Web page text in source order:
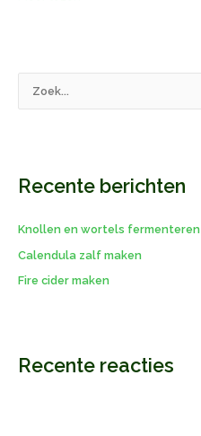
n
a
r
:
Recente berichten
Knollen en wortels fermenteren
Calendula zalf maken
Fire cider maken
Recente reacties